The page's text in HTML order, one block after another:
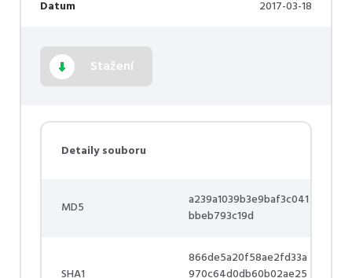
Datum 2017-03-18
Stažení
Detaily souboru
MD5
a239a1039b3e9baf3c041
bbeb793c19d
866de5a20f58ae2fd33a